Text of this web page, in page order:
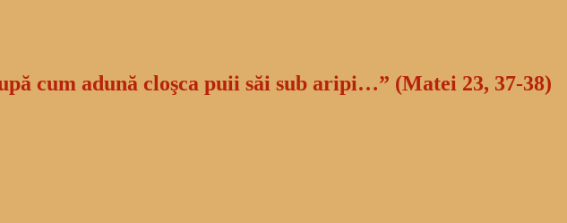
cum adună cloşca puii săi sub aripi…” (Matei 23, 37-38)